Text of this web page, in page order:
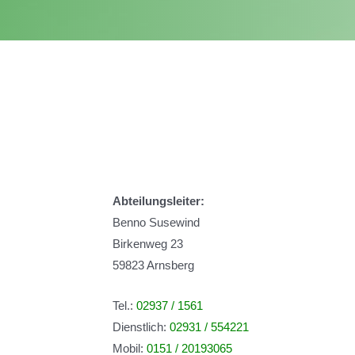
Abteilungsleiter:
Benno Susewind
Birkenweg 23
59823 Arnsberg
Tel.: 02937 / 1561
Dienstlich: 02931 / 554221
Mobil: 0151 / 20193065